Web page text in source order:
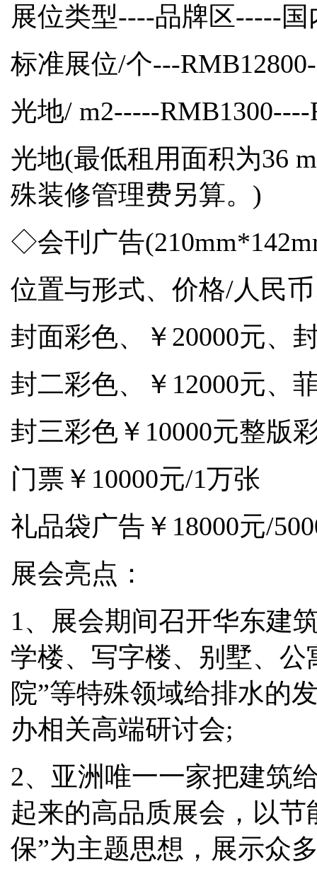
展位类型----品牌区-----
标准展位/个---
光地/ m2-----
光地(最低租用面积为36
殊装修管理费另算。)
◇会刊广告
位置与形式、价格/人民
封面彩色、￥20000元、
封二彩色、￥12000元、
封三彩色￥10000元整版
门票￥10000元/1万张
礼品袋广告￥18000元/
展会亮点：
1、展会期间召开华东建
学楼、写字楼、别墅、
院”等特殊领域给排水的
办相关高端研讨会;
2、亚洲唯一一家把建筑
起来的高品质展会，以
保”为主题思想，展示众